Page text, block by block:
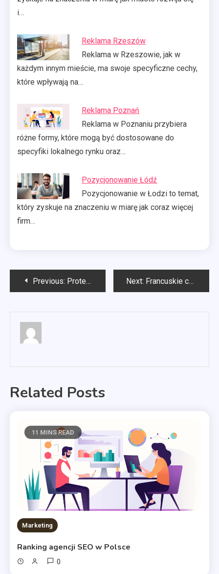
i…
Reklama Rzeszów
Reklama w Rzeszowie, jak w
każdym innym mieście, ma swoje specyficzne cechy,
które wpływają na…
Reklama Poznań
Reklama w Poznaniu przybiera
różne formy, które mogą być dostosowane do
specyfiki lokalnego rynku oraz…
Pozycjonowanie Łódź
Pozycjonowanie w Łodzi to temat,
który zyskuje na znaczeniu w miarę jak coraz więcej
firm…
Nawigacja
Previous: Protetyka estetyczna Warszawa Next: Francuskie czerwone wino wytrawne
Related Posts
11 MINS READ
Marketing
Ranking agencji SEO w Polsce
0